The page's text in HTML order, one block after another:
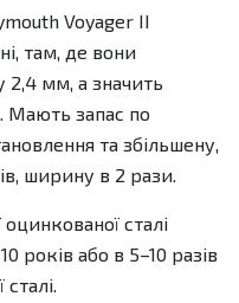
Voyager II
там, де вони
2,4 мм, а значить
Мають запас по
та збільшену,
ширину в 2 рази.
сталі
або в 5–10 разів